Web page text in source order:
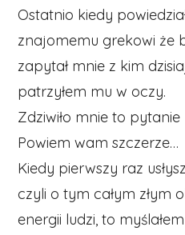
Ostatnio kiedy
znajomemu grekowi że
zapytał mnie z kim
patrzyłem mu w oczy.
Zdziwiło mnie to pytanie
Powiem wam szczerze…
Kiedy pierwszy raz
czyli o tym całym złym
energii ludzi, to